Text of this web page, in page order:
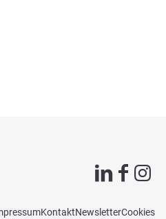
KontaktNewsletterCookies